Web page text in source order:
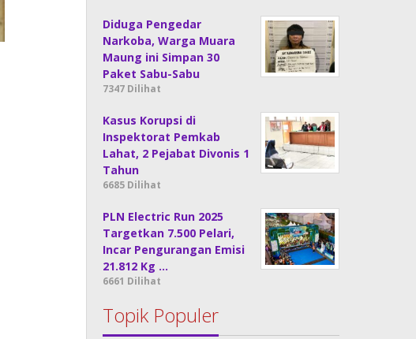
Diduga Pengedar
Narkoba, Warga Muara
Maung ini Simpan 30
Paket Sabu-Sabu
7347 Dilihat
Kasus Korupsi di
Inspektorat Pemkab
Lahat, 2 Pejabat Divonis 1
Tahun
6685 Dilihat
PLN Electric Run 2025
Targetkan 7.500 Pelari,
Incar Pengurangan Emisi
21.812 Kg …
6661 Dilihat
Topik Populer